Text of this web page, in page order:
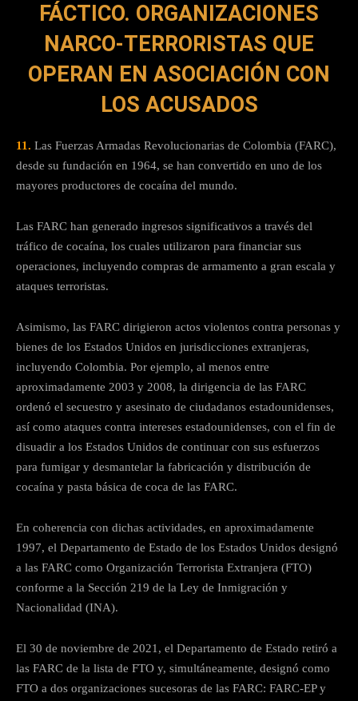
FÁCTICO. ORGANIZACIONES
NARCO-TERRORISTAS QUE
OPERAN EN ASOCIACIÓN CON
LOS ACUSADOS
11. Las Fuerzas Armadas Revolucionarias de Colombia (FARC),
desde su fundación en 1964, se han convertido en uno de los
mayores productores de cocaína del mundo.
Las FARC han generado ingresos significativos a través del
tráfico de cocaína, los cuales utilizaron para financiar sus
operaciones, incluyendo compras de armamento a gran escala y
ataques terroristas.
Asimismo, las FARC dirigieron actos violentos contra personas y
bienes de los Estados Unidos en jurisdicciones extranjeras,
incluyendo Colombia. Por ejemplo, al menos entre
aproximadamente 2003 y 2008, la dirigencia de las FARC
ordenó el secuestro y asesinato de ciudadanos estadounidenses,
así como ataques contra intereses estadounidenses, con el fin de
disuadir a los Estados Unidos de continuar con sus esfuerzos
para fumigar y desmantelar la fabricación y distribución de
cocaína y pasta básica de coca de las FARC.
En coherencia con dichas actividades, en aproximadamente
1997, el Departamento de Estado de los Estados Unidos designó
a las FARC como Organización Terrorista Extranjera (FTO)
conforme a la Sección 219 de la Ley de Inmigración y
Nacionalidad (INA).
El 30 de noviembre de 2021, el Departamento de Estado retiró a
las FARC de la lista de FTO y, simultáneamente, designó como
FTO a dos organizaciones sucesoras de las FARC: FARC-EP y